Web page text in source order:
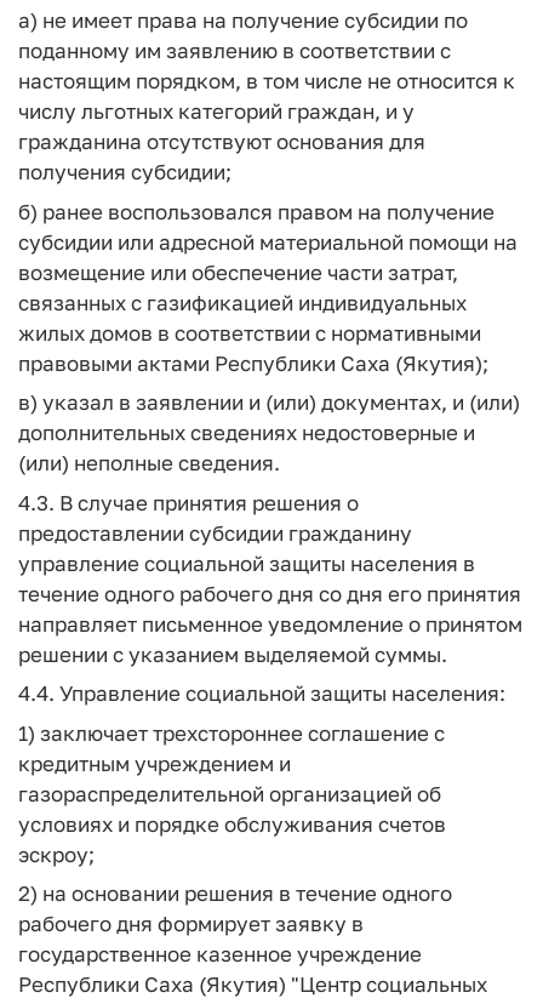
а) не имеет права на получение субсидии по
поданному им заявлению в соответствии с
настоящим порядком, в том числе не относится к
числу льготных категорий граждан, и у
гражданина отсутствуют основания для
получения субсидии;
б) ранее воспользовался правом на получение
субсидии или адресной материальной помощи на
возмещение или обеспечение части затрат,
связанных с газификацией индивидуальных
жилых домов в соответствии с нормативными
правовыми актами Республики Саха (Якутия);
в) указал в заявлении и (или) документах, и (или)
дополнительных сведениях недостоверные и
(или) неполные сведения.
4.3. В случае принятия решения о
предоставлении субсидии гражданину
управление социальной защиты населения в
течение одного рабочего дня со дня его принятия
направляет письменное уведомление о принятом
решении с указанием выделяемой суммы.
4.4. Управление социальной защиты населения:
1) заключает трехстороннее соглашение с
кредитным учреждением и
газораспределительной организацией об
условиях и порядке обслуживания счетов
эскроу;
2) на основании решения в течение одного
рабочего дня формирует заявку в
государственное казенное учреждение
Республики Саха (Якутия) "Центр социальных